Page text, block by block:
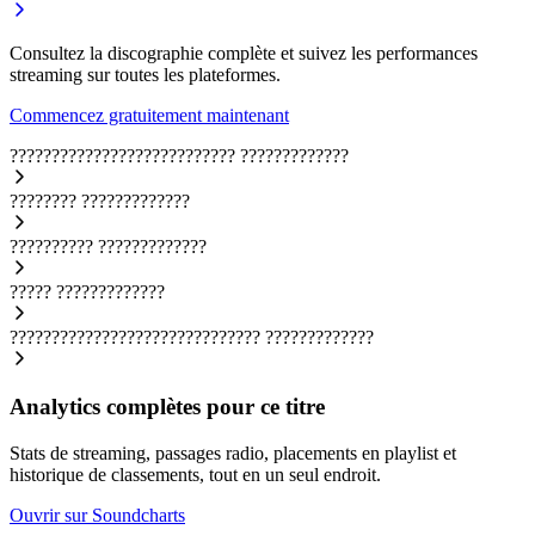
Consultez la discographie complète et suivez les performances
streaming sur toutes les plateformes.
Commencez gratuitement maintenant
??????????????????????????? ?????????????
???????? ?????????????
?????????? ?????????????
????? ?????????????
?????????????????????????????? ?????????????
Analytics complètes pour ce titre
Stats de streaming, passages radio, placements en playlist et
historique de classements, tout en un seul endroit.
Ouvrir sur Soundcharts